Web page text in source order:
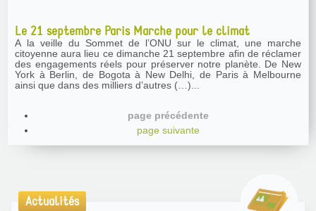
Le 21 septembre Paris Marche pour le climat
A la veille du Sommet de l’ONU sur le climat, une marche
citoyenne aura lieu ce dimanche 21 septembre afin de réclamer
des engagements réels pour préserver notre planète. De New
York à Berlin, de Bogota à New Delhi, de Paris à Melbourne
ainsi que dans des milliers d’autres (…)...
page précédente
page suivante
Actualités